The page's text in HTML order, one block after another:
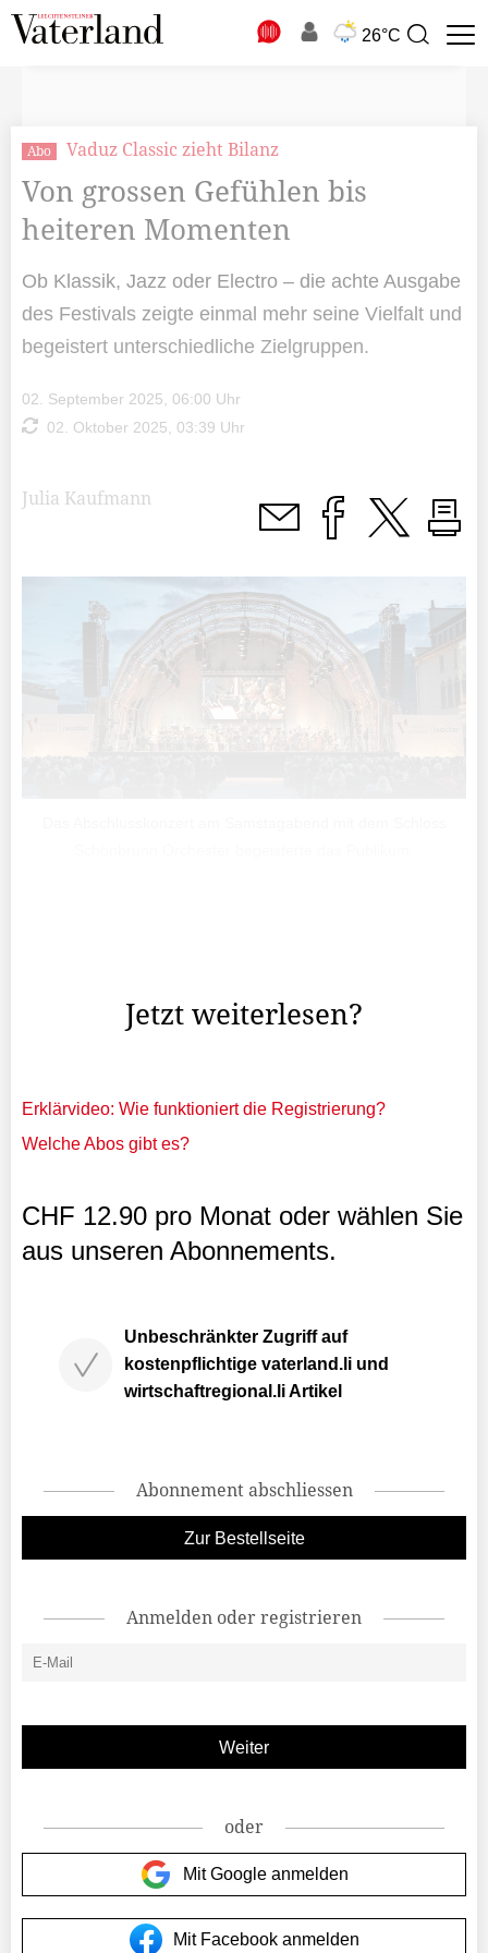
26°C
Suchbegriff
Abo Vaduz Classic zieht Bilanz
Von grossen Gefühlen bis
heiteren Momenten
Ob Klassik, Jazz oder Electro – die achte Ausgabe
des Festivals zeigte einmal mehr seine Vielfalt und
begeistert unterschiedliche Zielgruppen.
02. September 2025, 06:00 Uhr
02. Oktober 2025, 03:39 Uhr
Julia Kaufmann
Jetzt weiterlesen?
Erklärvideo: Wie funktioniert die Registrierung?
Welche Abos gibt es?
CHF 12.90 pro Monat oder wählen Sie
aus unseren Abonnements.
Unbeschränkter Zugriff auf
kostenpflichtige vaterland.li und
wirtschaftregional.li Artikel
Abonnement abschliessen
Zur Bestellseite
Anmelden oder registrieren
oder
Mit Google anmelden
Mit Facebook anmelden